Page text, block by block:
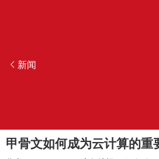
新闻
甲骨文如何成为云计算的重